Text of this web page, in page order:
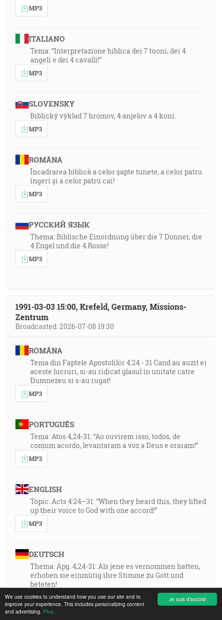
Je suis d'accord
We use cookies to understand how you use our site and to
improve your experience. This includes personalizing content
and advertising. Plus...
MP3
ITALIANO
Tema: “Interpretazione biblica dei 7 tuoni, dei 4
angeli e dei 4 cavalli!”
MP3
SLOVENSKY
Biblický výklad 7 hromov, 4 anjelov a 4 koní.
MP3
ROMÂNA
Încadrarea biblică a celor șapte tunete, a celor patru
îngeri și a celor patru cai!
MP3
РУССКИЙ ЯЗЫК
Thema: Biblische Einordnung über die 7 Donner, die
4 Engel und die 4 Rosse!
MP3
1991-03-03 15:00, Krefeld, Germany, Missions-
Zentrum
Broadcasted: 2026-07-08 19:30
ROMÂNA
Tema din Faptele Apostolilor 4:24 - 31 Cand au auzit ei
aceste lucruri, si-au ridicat glasul in unitate catre
Dumnezeu si s-au rugat!
MP3
PORTUGUÊS
Tema: Atos 4,24-31: “Ao ouvirem isso, todos, de
comum acordo, levantaram a voz a Deus e oraram!”
MP3
ENGLISH
Topic: Acts 4:24–31: “When they heard this, they lifted
up their voice to God with one accord!”
MP3
DEUTSCH
Thema: Apg. 4,24-31: Als jene es vernommen hatten,
erhoben sie einmütig ihre Stimme zu Gott und
beteten!
MP3